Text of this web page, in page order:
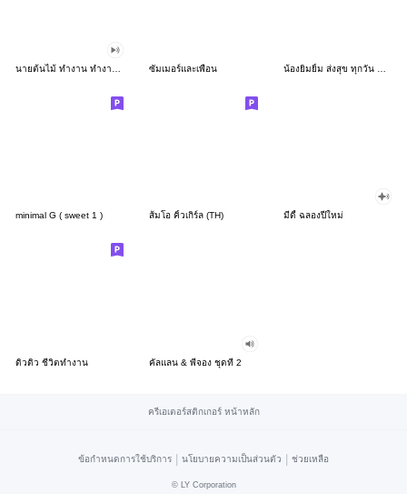
ซัมเมอร์และเพื่อน
minimal G ( sweet 1 ) ส้มโอ คิ้วเกิร์ล (TH) มีดี้ ฉลองปีใหม่
ดิวดิว ชีวิตทำงาน คัลแลน & พี่จอง ชุดที่ 2
ครีเอเตอร์สติกเกอร์ หน้าหลัก
ข้อกำหนดการใช้บริการ | นโยบายความเป็นส่วนตัว | ช่วยเหลือ
© LY Corporation